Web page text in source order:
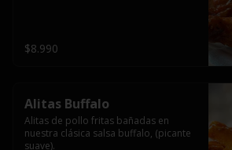
$8.990
Alitas Buffalo
Alitas de pollo fritas bañadas en
nuestra clásica salsa buffalo, (picante
suave).